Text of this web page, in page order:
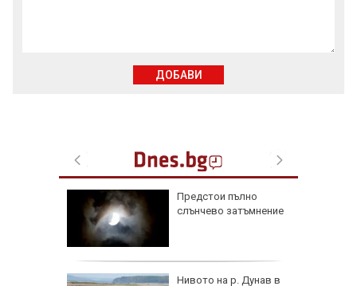
Предстои пълно
слънчево затъмнение
Нивото на р. Дунав в
ДОБАВИ